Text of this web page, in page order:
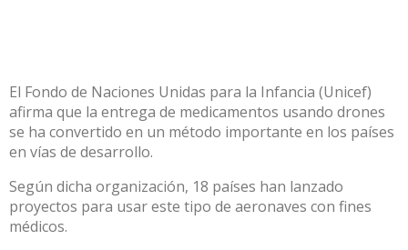
El Fondo de Naciones Unidas para la Infancia (Unicef)
afirma que la entrega de medicamentos usando drones
se ha convertido en un método importante en los países
en vías de desarrollo.
Según dicha organización, 18 países han lanzado
proyectos para usar este tipo de aeronaves con fines
médicos.